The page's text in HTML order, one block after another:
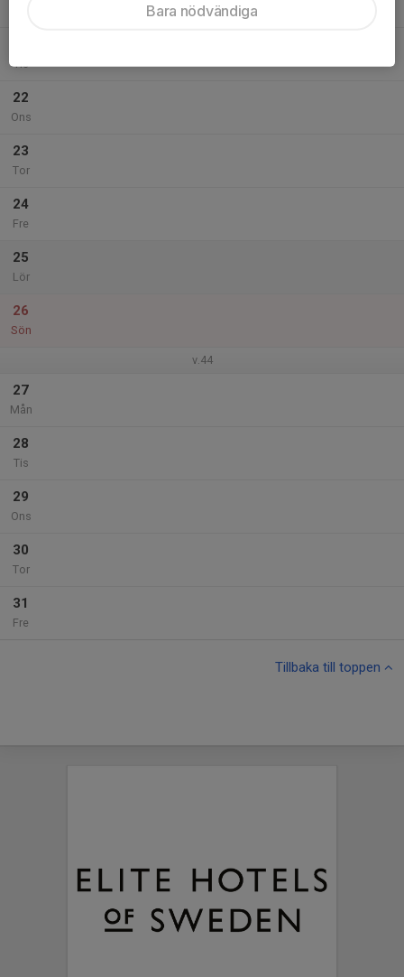
Tis
22
Ons
23
Tor
24
Fre
25
Lör
26
Sön
v.44
27
Mån
28
Tis
29
Ons
30
Tor
31
Fre
Tillbaka till toppen
Bara nödvändiga